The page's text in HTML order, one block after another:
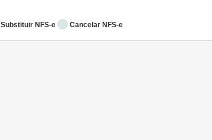
Substituir NFS-e Cancelar NFS-e